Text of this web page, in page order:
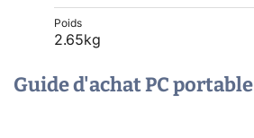
Poids
2.65kg
Guide d'achat PC portable